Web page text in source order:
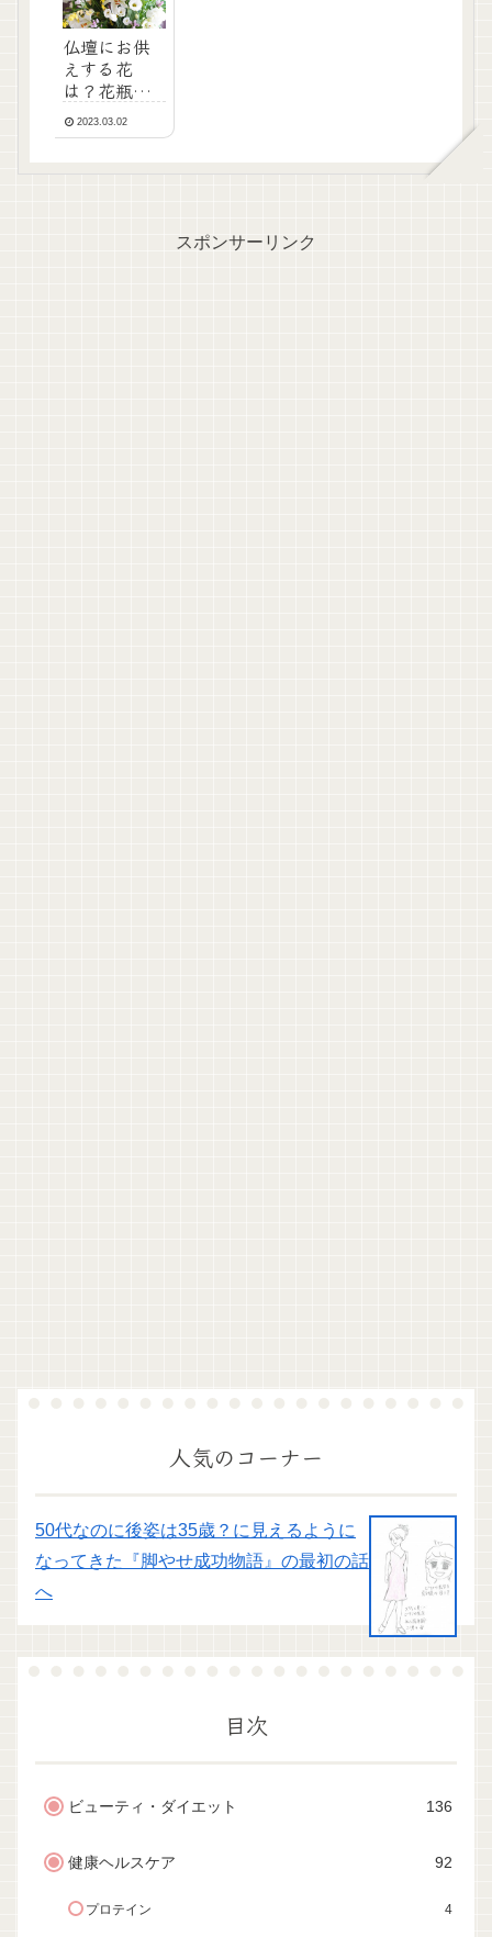
仏壇にお供
えする花
は？花瓶、
生花、造
花、飾る位
2023.03.02
スポンサーリンク
人気のコーナー
50代なのに後姿は35歳？に見えるように
なってきた『脚やせ成功物語』の最初の話
へ
目次
ビューティ・ダイエット 136
健康ヘルスケア 92
プロテイン 4